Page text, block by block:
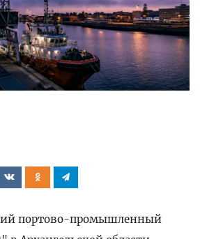
портово-промышленный